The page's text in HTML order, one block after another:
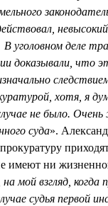
деле
доказывали, что
хотя,
не было.
суда».
имеют ни
мой взгляд, когда
судья